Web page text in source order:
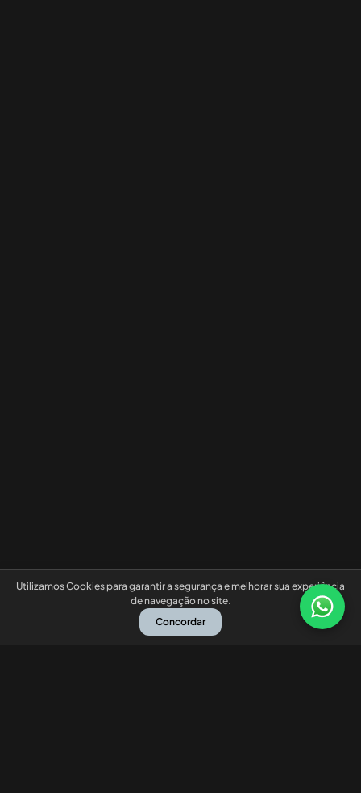
Utilizamos Cookies para garantir a segurança e melhorar sua experiência
de navegação no site.
Concordar